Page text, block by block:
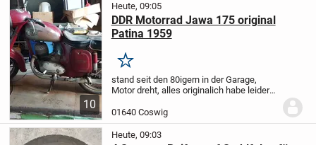
10
Heute, 09:05
DDR Motorrad Jawa 175 original
Patina 1959
Merken
stand seit den 80igern in der Garage,
Motor dreht, alles original ich habe leider
Fahrzeugbrief aus der DDR
vorhanden.Hergestellt in der
CSSRKm37432
01640 Coswig
Heute, 09:03